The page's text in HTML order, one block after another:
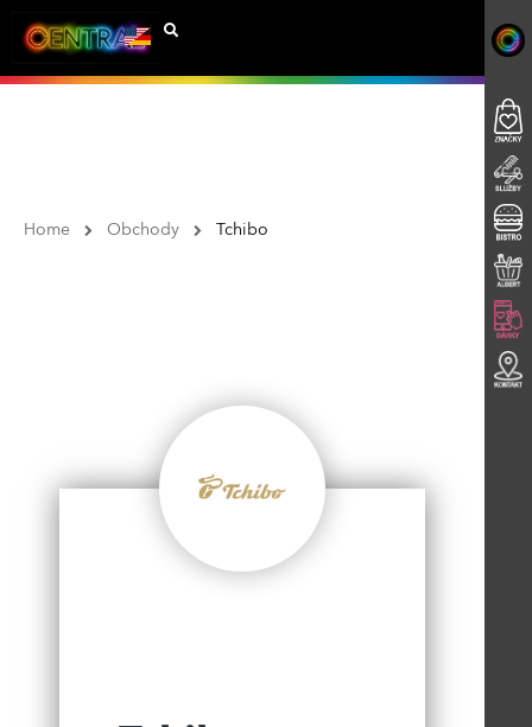
Home Obchody Tchibo